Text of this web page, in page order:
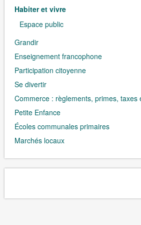
Habiter et vivre
Espace public
Grandir
Enseignement francophone
Participation citoyenne
Se divertir
Commerce : règlements, primes, taxes
Petite Enfance
Écoles communales primaires
Marchés locaux